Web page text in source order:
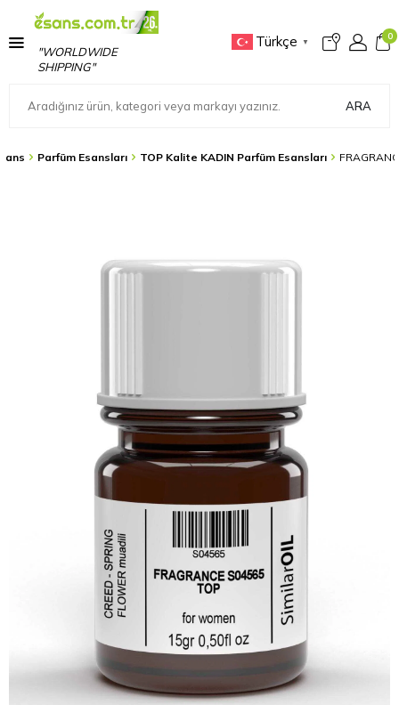
"WORLDWIDE
SHIPPING"
Türkçe ▼
0
ARA
Parfüm Esansları TOP Kalite KADIN Parfüm Esansları